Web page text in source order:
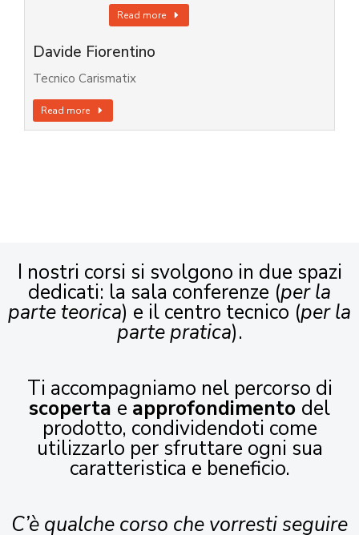
Read more
Davide Fiorentino
Tecnico Carismatix
Read more
I nostri corsi si svolgono in due spazi
dedicati: la sala conferenze (per la
parte teorica) e il centro tecnico (per la
parte pratica).
Ti accompagniamo nel percorso di
scoperta e approfondimento del
prodotto, condividendoti come
utilizzarlo per sfruttare ogni sua
caratteristica e beneficio.
C’è qualche corso che vorresti seguire